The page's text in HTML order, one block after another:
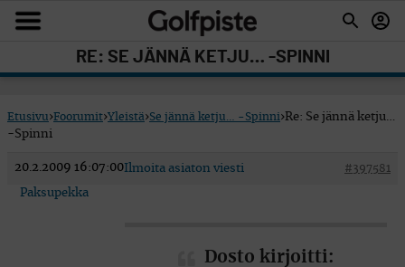
RE: SE JÄNNÄ KETJU… -SPINNI
Etusivu›Foorumit›Yleistä›Se jännä ketju… -Spinni›Re: Se jännä ketju…
-Spinni
20.2.2009 16:07:00 #397581
Ilmoita asiaton viesti
Paksupekka
Dosto kirjoitti: